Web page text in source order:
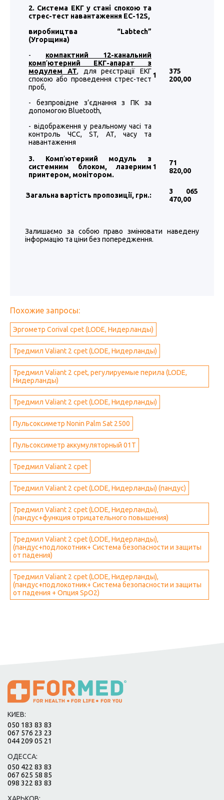
2. Система ЕКГ у стані спокою та
стрес-тест навантаження EC-12S,
виробництва “Labtech”
(Угорщина)
- компактний 12-канальний
комп’ютерний ЕКГ-апарат з
модулем АТ, для реєстрації ЕКГ
спокою або проведення стрес-тест
проб,
- безпровідне з’єднання з ПК за
допомогою Bluetooth,
- відображення у реальному часі та
контроль ЧСС, ST, АТ, часу та
навантаження
1
375
200,00
3. Комп’ютерний модуль з
системним блоком, лазерним
принтером, монітором.
1
71
820,00
Загальна вартість пропозиції, грн.:
3 065
470,00
Залишаємо за собою право змінювати наведену
інформацію та ціни без попередження.
Похожие запросы:
Эргометр Corival cpet (LODE, Нидерланды)
Тредмил Valiant 2 cpet (LODE, Нидерланды)
Тредмил Valiant 2 cpet, регулируемые перила (LODE,
Нидерланды)
Тредмил Valiant 2 cpet (LODE, Нидерланды)
Пульсоксиметр Nonin Palm Sat 2500
Пульсоксиметр аккумуляторный 01T
Тредмил Valiant 2 cpet
Тредмил Valiant 2 cpet (LODE, Нидерланды) (пандус)
Тредмил Valiant 2 cpet (LODE, Нидерланды),
(пандус+функция отрицательного повышения)
Тредмил Valiant 2 cpet (LODE, Нидерланды),
(пандус+подлокотник+ Система безопасности и защиты
от падения)
Тредмил Valiant 2 cpet (LODE, Нидерланды),
(пандус+подлокотник+ Система безопасности и защиты
от падения + Опция SpO2)
КИЕВ:
050 183 83 83
067 576 23 23
044 209 05 21
ОДЕССА:
050 422 83 83
067 625 58 85
098 322 83 83